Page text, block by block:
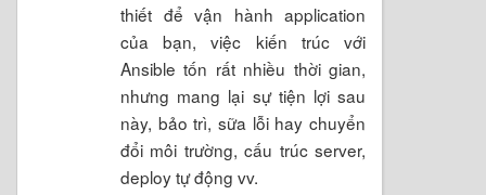
thiết để vận hành application
của bạn, việc kiến trúc với
Ansible tốn rất nhiều thời gian,
nhưng mang lại sự tiện lợi sau
này, bảo trì, sữa lỗi hay chuyển
đổi môi trường, cấu trúc server,
deploy tự động vv.